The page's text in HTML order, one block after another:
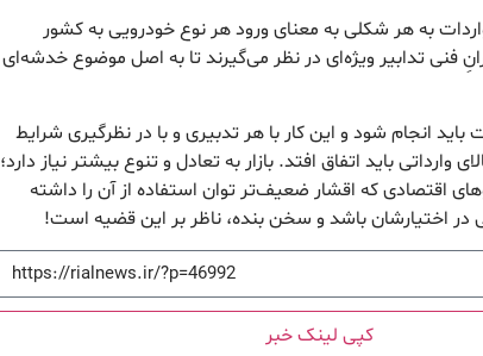
به هر شکلی به معنای ورود هر نوع خودرویی به کشور
فنی تدابیر ویژه‌ای در نظر می‌گیرند تا به اصل موضوع خدشه‌ای
باید انجام شود و این کار با هر تدبیری و با در نظرگیری شرایط
وارداتی باید اتفاق افتد. بازار به تعادل و تنوع بیشتر نیاز دارد؛
اقتصادی که اقشار ضعیف‌تر توان استفاده از آن را داشته
در اختیارشان باشد و سخن بنده، ناظر بر این قضیه است!
کپی لینک خبر